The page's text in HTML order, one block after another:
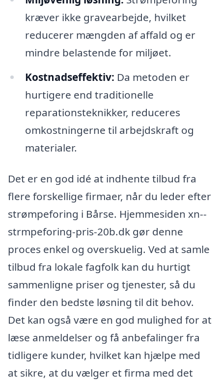
kræver ikke gravearbejde, hvilket
reducerer mængden af affald og er
mindre belastende for miljøet.
Kostnadseffektiv: Da metoden er
hurtigere end traditionelle
reparationsteknikker, reduceres
omkostningerne til arbejdskraft og
materialer.
Det er en god idé at indhente tilbud fra
flere forskellige firmaer, når du leder efter
strømpeforing i Bårse. Hjemmesiden xn--
strmpeforing-pris-20b.dk gør denne
proces enkel og overskuelig. Ved at samle
tilbud fra lokale fagfolk kan du hurtigt
sammenligne priser og tjenester, så du
finder den bedste løsning til dit behov.
Det kan også være en god mulighed for at
læse anmeldelser og få anbefalinger fra
tidligere kunder, hvilket kan hjælpe med
at sikre, at du vælger et firma med det